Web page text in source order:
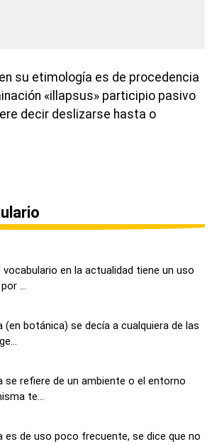
su etimología es de procedencia
«illapsus» participio pasivo
decir deslizarse hasta o
en la actualidad tiene un uso
...
(en botánica) se decía a cualquiera de las
se refiere de un ambiente o el entorno
te...
es de uso poco frecuente, se dice que no